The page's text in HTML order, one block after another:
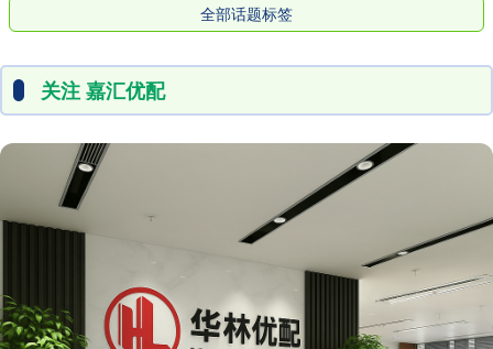
全部话题标签
关注 嘉汇优配